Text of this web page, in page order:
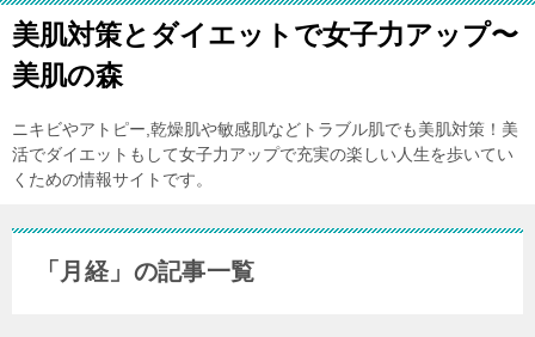
美肌対策とダイエットで女子力アップ〜
美肌の森
ニキビやアトピー,乾燥肌や敏感肌などトラブル肌でも美肌対策！美
活でダイエットもして女子力アップで充実の楽しい人生を歩いてい
くための情報サイトです。
「月経」の記事一覧